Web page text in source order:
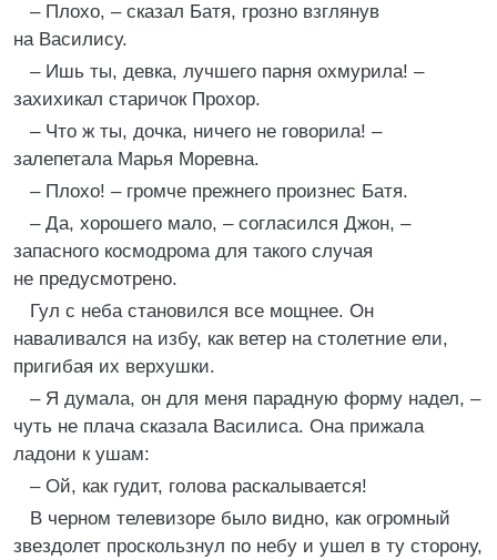
– Плохо, – сказал Батя, грозно взглянув
на Василису.
– Ишь ты, девка, лучшего парня охмурила! –
захихикал старичок Прохор.
– Что ж ты, дочка, ничего не говорила! –
залепетала Марья Моревна.
– Плохо! – громче прежнего произнес Батя.
– Да, хорошего мало, – согласился Джон, –
запасного космодрома для такого случая
не предусмотрено.
Гул с неба становился все мощнее. Он
наваливался на избу, как ветер на столетние ели,
пригибая их верхушки.
– Я думала, он для меня парадную форму надел, –
чуть не плача сказала Василиса. Она прижала
ладони к ушам:
– Ой, как гудит, голова раскалывается!
В черном телевизоре было видно, как огромный
звездолет проскользнул по небу и ушел в ту сторону,